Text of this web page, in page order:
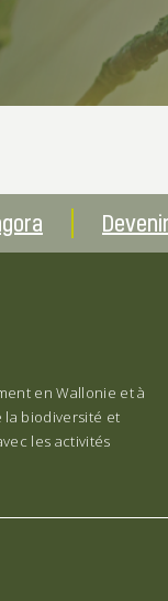
en Wallonie et à
la biodiversité et
les activités